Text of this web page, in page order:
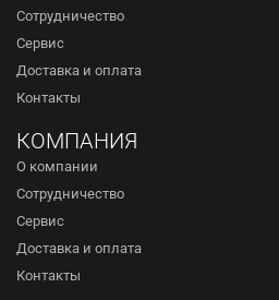
Сотрудничество
Сервис
Доставка и оплата
Контакты
КОМПАНИЯ
О компании
Сотрудничество
Сервис
Доставка и оплата
Контакты